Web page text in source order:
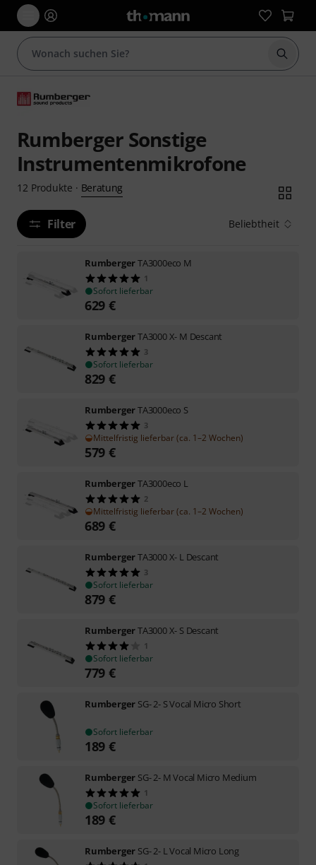
Suche
Rumberger Sonstige
Instrumentenmikrofone
12 Produkte · Beratung
Filter Beliebtheit
RumbergerTA3000eco M
1
Sofort lieferbar
629 €
RumbergerTA3000 X- M Descant
3
Sofort lieferbar
829 €
RumbergerTA3000eco S
3
Mittelfristig lieferbar (ca. 1–2 Wochen)
579 €
RumbergerTA3000eco L
2
Mittelfristig lieferbar (ca. 1–2 Wochen)
689 €
RumbergerTA3000 X- L Descant
3
Sofort lieferbar
879 €
RumbergerTA3000 X- S Descant
1
Sofort lieferbar
779 €
Rumberger SG- 2- S Vocal Micro Short
Sofort lieferbar
189 €
Rumberger SG- 2- M Vocal Micro Medium
1
Sofort lieferbar
189 €
Rumberger SG- 2- L Vocal Micro Long